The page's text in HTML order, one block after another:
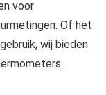
voor
Of het
wij bieden